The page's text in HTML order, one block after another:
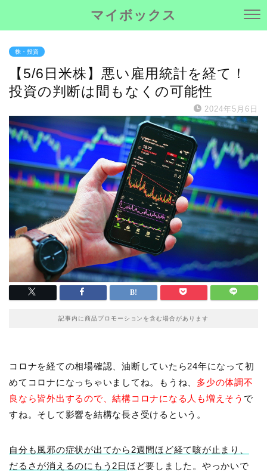
マイボックス
株・投資
【5/6日米株】悪い雇用統計を経て！
投資の判断は間もなくの可能性
2024年5月6日
記事内に商品プロモーションを含む場合があります
コロナを経ての相場確認、油断していたら24年になって初
めてコロナになっちゃいましてね。もうね、 多少の体調不
良なら皆外出するので、結構コロナになる人も増えそう で
すね。そして影響を結構な長さ受けるという。
自分も風邪の症状が出てから2週間ほど経て咳が止まり、
だるさが消えるのにもう2日ほど要しました。やっかいで